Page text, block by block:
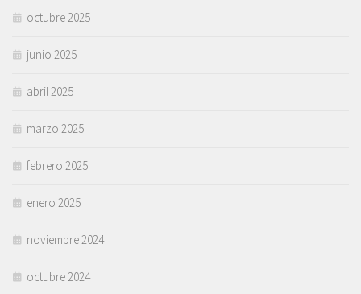
octubre 2025
junio 2025
abril 2025
marzo 2025
febrero 2025
enero 2025
noviembre 2024
octubre 2024